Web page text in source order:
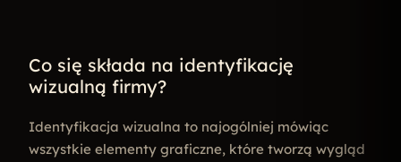
Co się składa na identyfikację
wizualną firmy?
Identyfikacja wizualna to najogólniej mówiąc
wszystkie elementy graficzne, które tworzą wygląd